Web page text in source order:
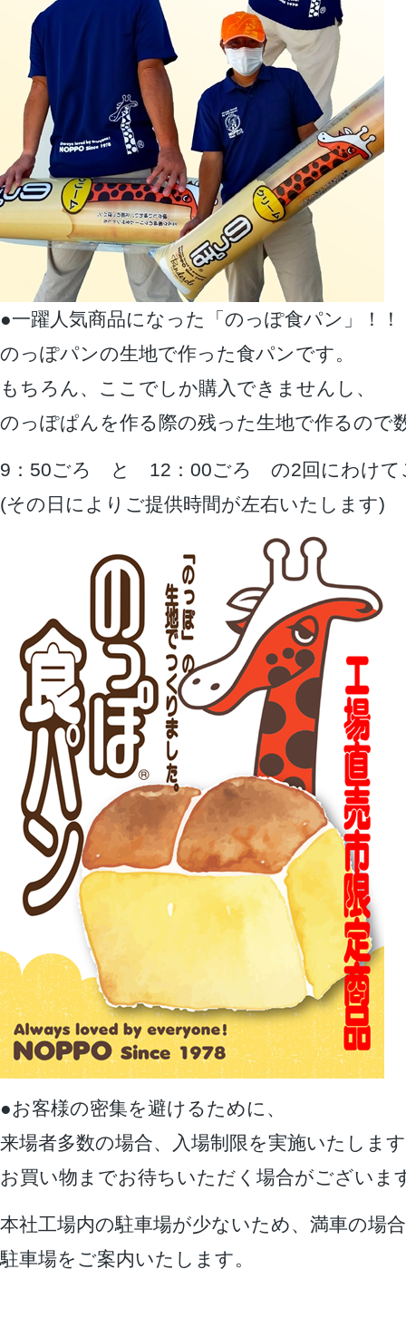
●一躍人気商品になった「のっぽ食パン」！！
のっぽパンの生地で作った食パンです。
もちろん、ここでしか購入できませんし、
のっぽぱんを作る際の残った生地で作るので
9：50ごろ と 12：00ごろ の2回にわけて
(その日によりご提供時間が左右いたします)
●お客様の密集を避けるために、
来場者多数の場合、入場制限を実施いたしま
お買い物までお待ちいただく場合がございま
本社工場内の駐車場が少ないため、満車の場
駐車場をご案内いたします。